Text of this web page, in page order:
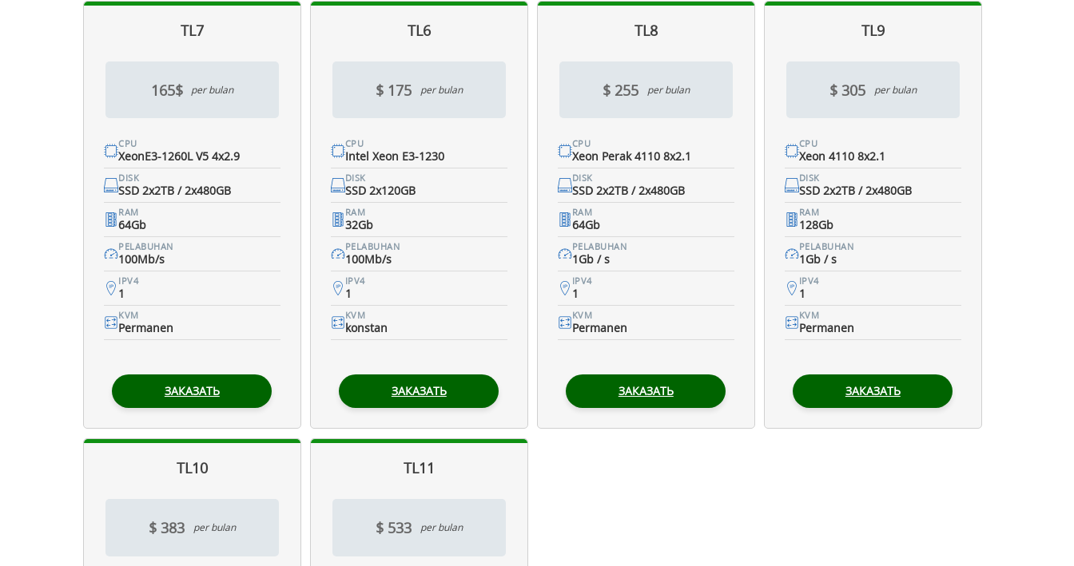
TL7
165$ per bulan
CPU
XeonE3-1260L V5 4x2.9
DISK
SSD 2x2TB / 2x480GB
RAM
64Gb
PELABUHAN
100Mb/s
IPV4
1
KVM
Permanen
ЗАКАЗАТЬ
TL6
$ 175 per bulan
CPU
Intel Xeon E3-1230
DISK
SSD 2x120GB
RAM
32Gb
PELABUHAN
100Mb/s
IPV4
1
KVM
konstan
ЗАКАЗАТЬ
TL8
$ 255 per bulan
CPU
Xeon Perak 4110 8x2.1
DISK
SSD 2x2TB / 2x480GB
RAM
64Gb
PELABUHAN
1Gb / s
IPV4
1
KVM
Permanen
ЗАКАЗАТЬ
TL9
$ 305 per bulan
CPU
Xeon 4110 8x2.1
DISK
SSD 2x2TB / 2x480GB
RAM
128Gb
PELABUHAN
1Gb / s
IPV4
1
KVM
Permanen
ЗАКАЗАТЬ
TL10
$ 383 per bulan
TL11
$ 533 per bulan